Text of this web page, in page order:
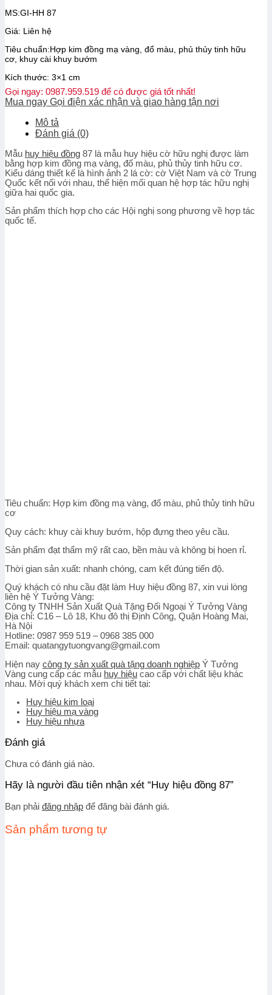
MS:GI-HH 87
Giá: Liên hệ
Tiêu chuẩn:Hợp kim đồng mạ vàng, đổ màu, phủ thủy tinh hữu
cơ, khuy cài khuy bướm
Kích thước: 3×1 cm
Gọi ngay: 0987.959.519 để có được giá tốt nhất!
Mua ngay Gọi điện xác nhận và giao hàng tận nơi
Mô tả
Đánh giá (0)
Mẫu huy hiệu đồng 87 là mẫu huy hiệu cờ hữu nghị được làm
bằng hợp kim đồng mạ vàng, đổ màu, phủ thủy tinh hữu cơ.
Kiểu dáng thiết kế là hình ảnh 2 lá cờ: cờ Việt Nam và cờ Trung
Quốc kết nối với nhau, thể hiện mối quan hệ hợp tác hữu nghị
giữa hai quốc gia.
Sản phẩm thích hợp cho các Hội nghị song phương về hợp tác
quốc tế.
Tiêu chuẩn: Hợp kim đồng mạ vàng, đổ màu, phủ thủy tinh hữu
cơ
Quy cách: khuy cài khuy bướm, hộp đựng theo yêu cầu.
Sản phẩm đạt thẩm mỹ rất cao, bền màu và không bị hoen rỉ.
Thời gian sản xuất: nhanh chóng, cam kết đúng tiến độ.
Quý khách có nhu cầu đặt làm Huy hiệu đồng 87, xin vui lòng
liên hệ Ý Tưởng Vàng:
Công ty TNHH Sản Xuất Quà Tặng Đối Ngoại Ý Tưởng Vàng
Địa chỉ: C16 – Lô 18, Khu đô thị Định Công, Quận Hoàng Mai,
Hà Nội
Hotline: 0987 959 519 – 0968 385 000
Email: quatangytuongvang@gmail.com
Hiện nay công ty sản xuất quà tặng doanh nghiệp Ý Tưởng
Vàng cung cấp các mẫu huy hiệu cao cấp với chất liệu khác
nhau. Mời quý khách xem chi tiết tại:
Huy hiệu kim loại
Huy hiệu mạ vàng
Huy hiệu nhựa
Đánh giá
Chưa có đánh giá nào.
Hãy là người đầu tiên nhận xét “Huy hiệu đồng 87”
Bạn phải đăng nhập để đăng bài đánh giá.
Sản phẩm tương tự